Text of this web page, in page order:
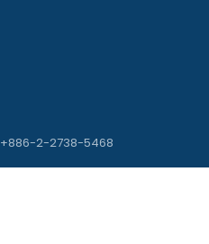
+886-2-2738-5468